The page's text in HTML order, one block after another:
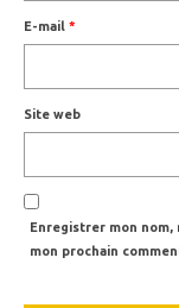
E-mail *
Site web
Enregistrer mon nom,
mon prochain